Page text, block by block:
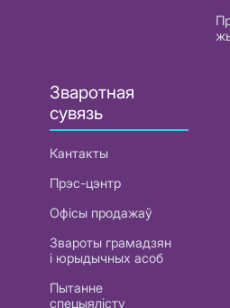
Зваротная
сувязь
Кантакты
Прэс-цэнтр
Офісы продажаў
Звароты грамадзян
і юрыдычных асоб
Пытанне
спецыялісту